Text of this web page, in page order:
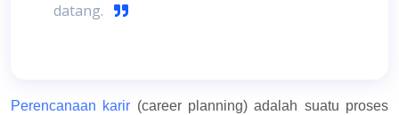
datang.
Perencanaan karir (career planning) adalah suatu proses